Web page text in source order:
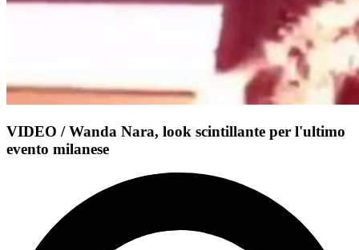
VIDEO / Wanda Nara, look scintillante per l'ultimo
evento milanese